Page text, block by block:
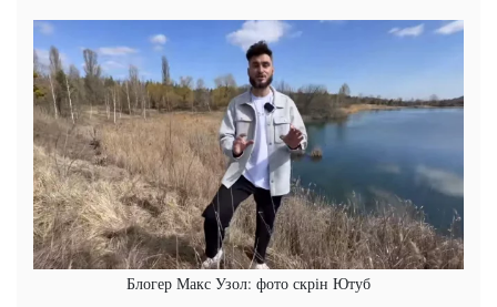
Блогер Макс Узол: фото скрін Ютуб